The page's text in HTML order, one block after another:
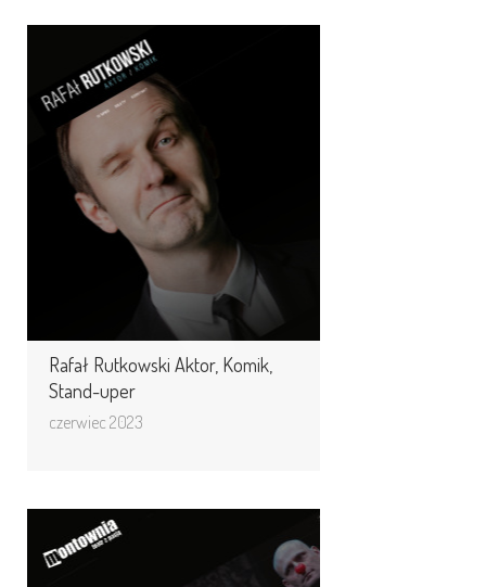
Rafał Rutkowski Aktor, Komik,
Stand-uper
czerwiec 2023
Rafał Rutkowski Aktor,
Komik, Stand-uper
Rafał Rutkowski aktor teatralny,
filmowy i telewizyjny. Absolwent
Wydziału Aktorskiego warszawskiej
PWST. Od ponad 25 ...
A może do teatru? Teatr